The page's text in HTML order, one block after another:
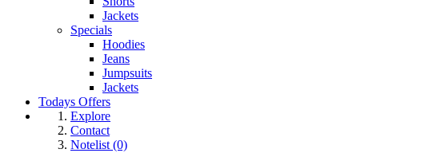
Jackets
Specials
Hoodies
Jeans
Jumpsuits
Jackets
Todays Offers
Explore
Contact
Notelist (0)